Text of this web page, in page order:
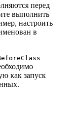
перед
выполнить
настроить
в
как запуск